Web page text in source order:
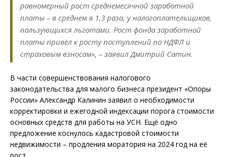
равномерный рост среднемесячной заработной
платы – в среднем в 1,3 раза, у налогоплательщиков,
пользующихся льготами. Рост фонда заработной
платы привёл к росту поступлений по НДФЛ и
страховым взносам», – заявил Дмитрий Сатин.
В части совершенствования налогового
законодательства для малого бизнеса президент «Опоры
России» Александр Калинин заявил о необходимости
корректировки и ежегодной индексации порога стоимости
основных средств для работы на УСН. Ещё одно
предложение коснулось кадастровой стоимости
недвижимости – продления моратория на 2024 год на её